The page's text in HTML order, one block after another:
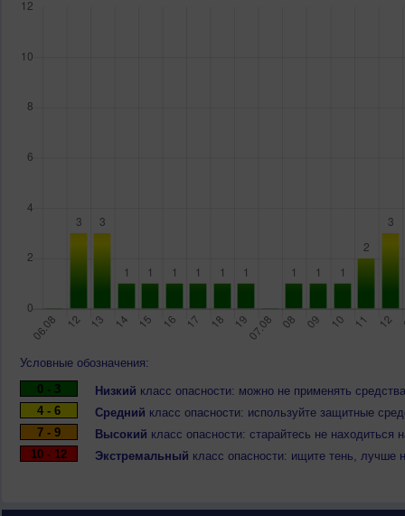
Условные обозначения:
0 - 3
Низкий класс опасности: можно не применять
4 - 6
Средний класс опасности: используйте защитные
7 - 9
Высокий класс опасности: старайтесь не
10 - 12
Экстремальный класс опасности: ищите тень, лучше